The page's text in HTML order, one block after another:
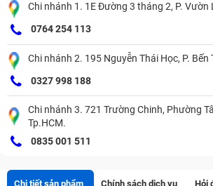
Chi nhánh 1. 1E Đường 3 tháng 2, P. Vườn
0764 254 113
Chi nhánh 2. 195 Nguyễn Thái Học, P. Bến
0327 998 188
Chi nhánh 3. 721 Trường Chinh, Phường
Tp.HCM.
0835 001 511
Chi tiết sản phẩm Chính sách dịch vụ Hỏi